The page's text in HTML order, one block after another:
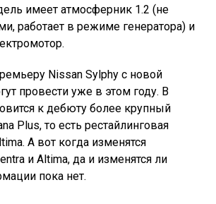
имеет атмосферник 1.2 (не
работает в режиме генератора) и
Nissan Sylphy с новой
провести уже в этом году. В
к дебюту более крупный
Plus, то есть рестайлинговая
А вот когда изменятся
и Altima, да и изменятся ли
пока нет.